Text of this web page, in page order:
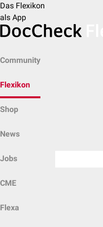
Das Flexikon
als App
Community
Flexikon
Shop
News
Jobs
CME
Flexa